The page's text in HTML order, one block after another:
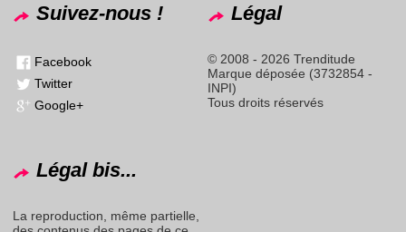
Suivez-nous !
Facebook
Twitter
Google+
Légal
© 2008 - 2026 Trenditude
Marque déposée (3732854 -
INPI)
Tous droits réservés
Légal bis...
La reproduction, même partielle,